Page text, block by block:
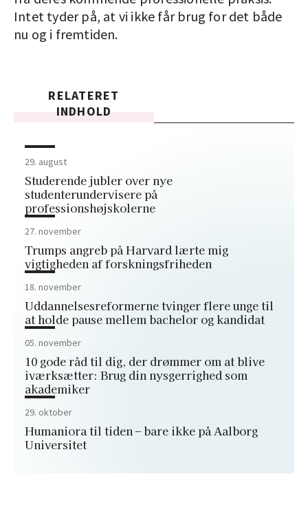
Intet tyder på, at vi ikke får brug for det både
nu og i fremtiden.
RELATERET
INDHOLD
29. august
Studerende jubler over nye
studenterundervisere på
professionshøjskolerne
27. november
Trumps angreb på Harvard lærte mig
vigtigheden af forskningsfriheden
18. november
Uddannelsesreformerne tvinger flere unge til
at holde pause mellem bachelor og kandidat
05. november
10 gode råd til dig, der drømmer om at blive
iværksætter: Brug din nysgerrighed som
akademiker
29. oktober
Humaniora til tiden – bare ikke på Aalborg
Universitet